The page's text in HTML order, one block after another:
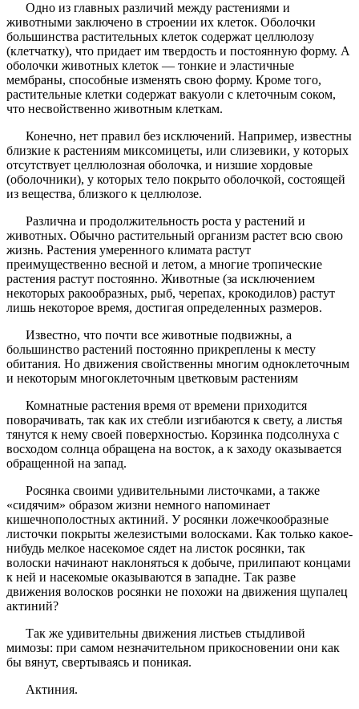
Одно из главных различий между растениями и
животными заключено в строении их клеток. Оболочки
большинства растительных клеток содержат целлюлозу
(клетчатку), что придает им твердость и постоянную форму. А
оболочки животных клеток — тонкие и эластичные
мембраны, способные изменять свою форму. Кроме того,
растительные клетки содержат вакуоли с клеточным соком,
что несвойственно животным клеткам.
Конечно, нет правил без исключений. Например, известны
близкие к растениям миксомицеты, или слизевики, у которых
отсутствует целлюлозная оболочка, и низшие хордовые
(оболочники), у которых тело покрыто оболочкой, состоящей
из вещества, близкого к целлюлозе.
Различна и продолжительность роста у растений и
животных. Обычно растительный организм растет всю свою
жизнь. Растения умеренного климата растут
преимущественно весной и летом, а многие тропические
растения растут постоянно. Животные (за исключением
некоторых ракообразных, рыб, черепах, крокодилов) растут
лишь некоторое время, достигая определенных размеров.
Известно, что почти все животные подвижны, а
большинство растений постоянно прикреплены к месту
обитания. Но движения свойственны многим одноклеточным
и некоторым многоклеточным цветковым растениям
Комнатные растения время от времени приходится
поворачивать, так как их стебли изгибаются к свету, а листья
тянутся к нему своей поверхностью. Корзинка подсолнуха с
восходом солнца обращена на восток, а к заходу оказывается
обращенной на запад.
Росянка своими удивительными листочками, а также
«сидячим» образом жизни немного напоминает
кишечнополостных актиний. У росянки ложечкообразные
листочки покрыты железистыми волосками. Как только какое-
нибудь мелкое насекомое сядет на листок росянки, так
волоски начинают наклоняться к добыче, прилипают концами
к ней и насекомые оказываются в западне. Так разве
движения волосков росянки не похожи на движения щупалец
актиний?
Так же удивительны движения листьев стыдливой
мимозы: при самом незначительном прикосновении они как
бы вянут, свертываясь и поникая.
Актиния.